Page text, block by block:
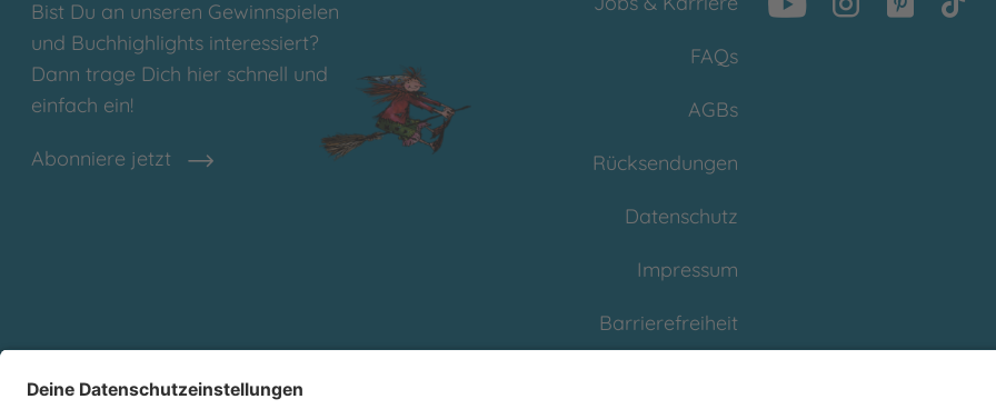
Bist Du an unseren Gewinnspielen
und Buchhighlights interessiert?
Dann trage Dich hier schnell und
einfach ein!
Abonniere jetzt
FAQs
AGBs
Rücksendungen
Datenschutz
Impressum
Barrierefreiheit